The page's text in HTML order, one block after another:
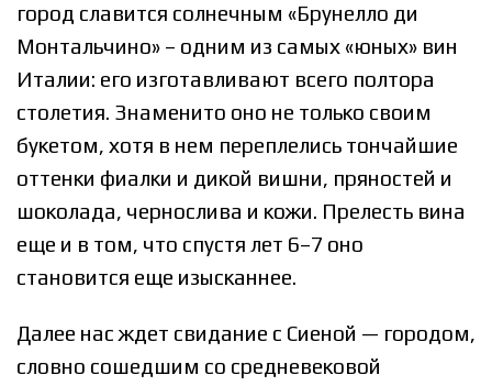
город славится солнечным «Брунелло ди
Монтальчино» – одним из самых «юных» вин
Италии: его изготавливают всего полтора
столетия. Знаменито оно не только своим
букетом, хотя в нем переплелись тончайшие
оттенки фиалки и дикой вишни, пряностей и
шоколада, чернослива и кожи. Прелесть вина
еще и в том, что спустя лет 6–7 оно
становится еще изысканнее.
Далее нас ждет свидание с Сиеной — городом,
словно сошедшим со средневековой